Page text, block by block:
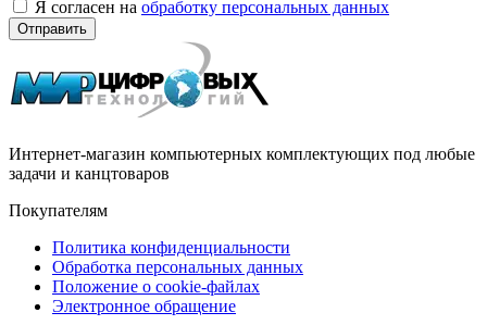
Я согласен на обработку персональных данных
Отправить
Интернет-магазин компьютерных комплектующих под любые
задачи и канцтоваров
Покупателям
Политика конфиденциальности
Обработка персональных данных
Положение о cookie-файлах
Электронное обращение